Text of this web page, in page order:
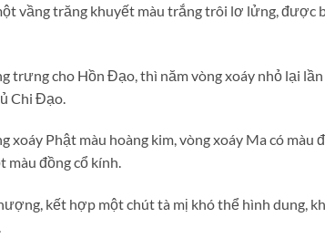
vầng trăng khuyết màu trắng trôi lơ lửng, được
trưng cho Hồn Đạo, thì năm vòng xoáy nhỏ lại
Chi Đạo.
xoáy Phật màu hoàng kim, vòng xoáy Ma có màu
màu đồng cổ kính.
kết hợp một chút tà mị khó thể hình dung,